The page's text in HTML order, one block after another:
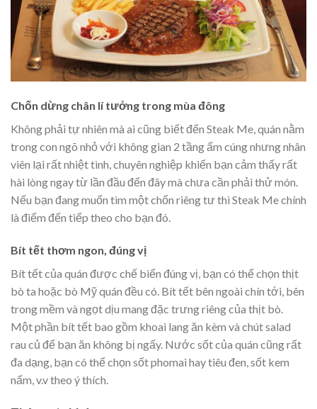
Chốn dừng chân lí tưởng trong mùa đông
Không phải tự nhiên mà ai cũng biết đến Steak Me, quán nằm
trong con ngõ nhỏ với không gian 2 tầng ấm cúng nhưng nhân
viên lại rất nhiệt tình, chuyên nghiệp khiến bạn cảm thấy rất
hài lòng ngay từ lần đầu đến đây mà chưa cần phải thử món.
Nếu bạn đang muốn tìm một chốn riêng tư thì Steak Me chính
là điểm đến tiếp theo cho bạn đó.
Bít tết thơm ngon, đúng vị
Bít tết của quán được chế biến đúng vị, bạn có thể chọn thịt
bò ta hoặc bò Mỹ quán đều có. Bít tết bên ngoài chín tới, bên
trong mềm và ngọt dịu mang đặc trưng riêng của thịt bò.
Một phần bít tết bao gồm khoai lang ăn kèm và chút salad
rau củ để bạn ăn không bị ngấy. Nước sốt của quán cũng rất
đa dạng, bạn có thể chọn sốt phomai hay tiêu đen, sốt kem
nấm, v.v theo ý thích.